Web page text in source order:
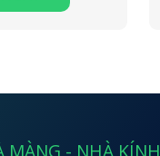
MÀNG - NHÀ KÍNH